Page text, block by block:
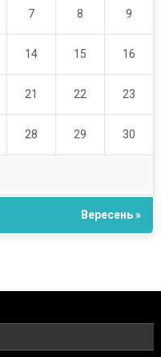
7 8 9
14 15 16
21 22 23
28 29 30
Вересень »